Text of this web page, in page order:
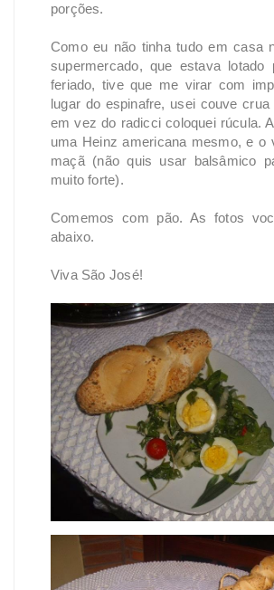
porções.
Como eu não tinha tudo em casa
supermercado, que estava lotado
feriado, tive que me virar com
lugar do espinafre, usei couve
em vez do radicci coloquei rúcula.
uma Heinz americana mesmo, e o
maçã (não quis usar balsâmico
muito forte).
Comemos com pão. As fotos
abaixo.
Viva São José!